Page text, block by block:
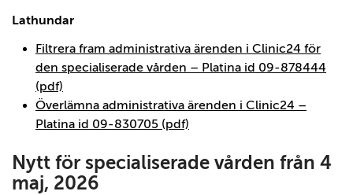
Lathundar
Filtrera fram administrativa ärenden i Clinic24 för
den specialiserade vården – Platina id 09-878444
(pdf)
Överlämna administrativa ärenden i Clinic24 –
Platina id 09-830705 (pdf)
Nytt för specialiserade vården från 4
maj, 2026